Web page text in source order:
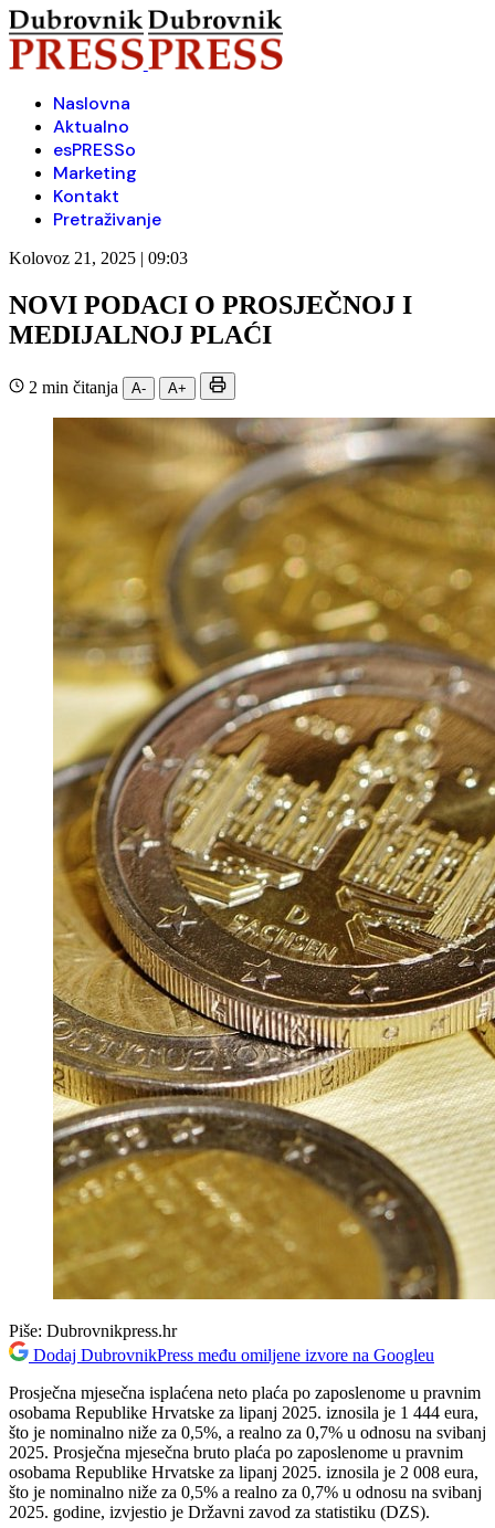
Naslovna
Aktualno
esPRESSo
Marketing
Kontakt
Pretraživanje
Kolovoz 21, 2025 | 09:03
NOVI PODACI O PROSJEČNOJ I
MEDIJALNOJ PLAĆI
2 min čitanja A- A+
Piše: Dubrovnikpress.hr
Dodaj DubrovnikPress među omiljene izvore na Googleu
Prosječna mjesečna isplaćena neto plaća po zaposlenome u pravnim
osobama Republike Hrvatske za lipanj 2025. iznosila je 1 444 eura,
što je nominalno niže za 0,5%, a realno za 0,7% u odnosu na svibanj
2025. Prosječna mjesečna bruto plaća po zaposlenome u pravnim
osobama Republike Hrvatske za lipanj 2025. iznosila je 2 008 eura,
što je nominalno niže za 0,5% a realno za 0,7% u odnosu na svibanj
2025. godine, izvjestio je Državni zavod za statistiku (DZS).